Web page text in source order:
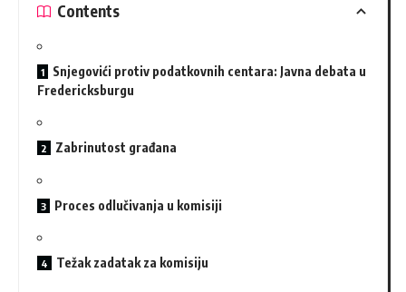
Contents
Snjegovići protiv podatkovnih centara: Javna debata u
Fredericksburgu
Zabrinutost građana
Proces odlučivanja u komisiji
Težak zadatak za komisiju